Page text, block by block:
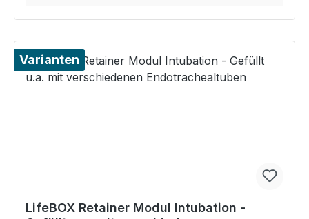
Varianten
LifeBOX Retainer Modul Intubation -